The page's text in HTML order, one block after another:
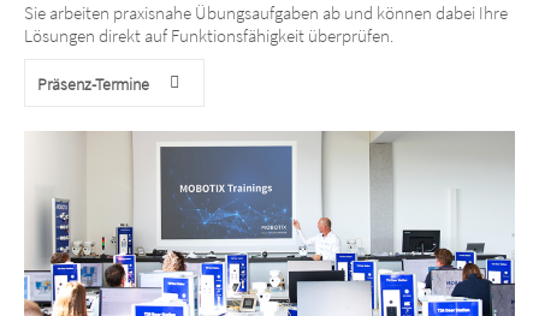
Sie arbeiten praxisnahe Übungsaufgaben ab und können dabei Ihre
Lösungen direkt auf Funktionsfähigkeit überprüfen.
Präsenz-Termine